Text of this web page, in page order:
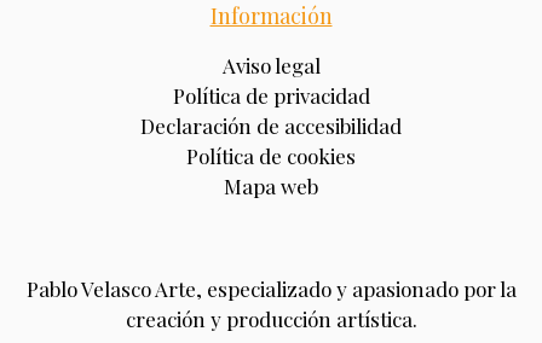
Información
Aviso legal
Política de privacidad
Declaración de accesibilidad
Política de cookies
Mapa web
Pablo Velasco Arte, especializado y apasionado por la
creación y producción artística.